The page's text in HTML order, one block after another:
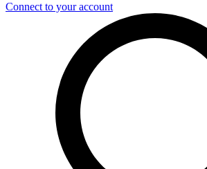
Connect to your account